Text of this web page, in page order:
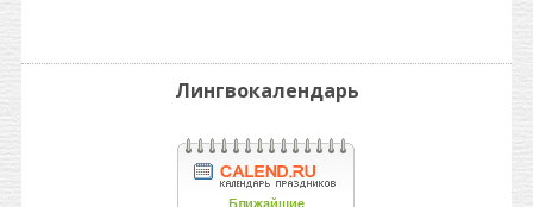
Лингвокалендарь